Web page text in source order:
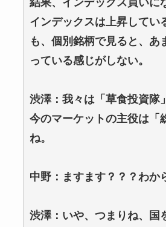
結果、インデックス買いに
インデックスは上昇してい
も、個別銘柄で見ると、あ
っている感じがしない。
渋澤：我々は「草食投資隊
今のマーケットの主役は「
ね。
中野：ますます？？？わか
渋澤：いや、つまりね、国